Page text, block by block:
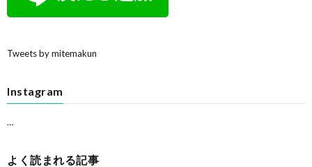
Tweets by mitemakun
Instagram
…
よく読まれる記事